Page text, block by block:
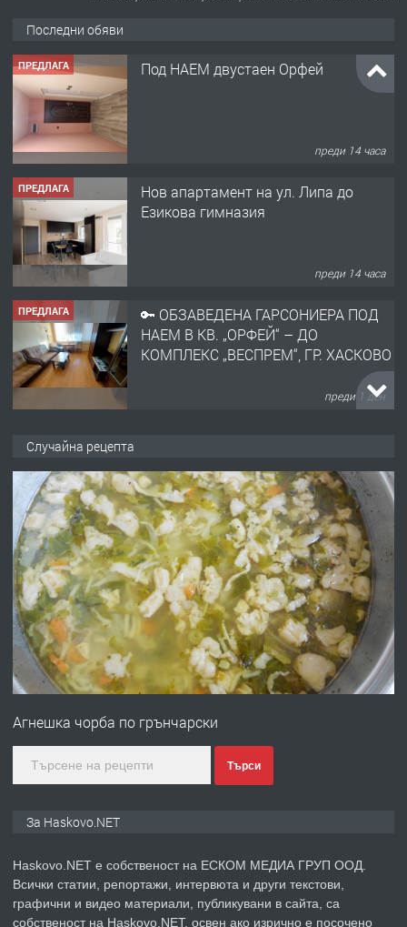
Последни обяви
ПРЕДЛАГА Под НАЕМ двустаен Орфей
преди 14 часа
ПРЕДЛАГА
Нов апартамент на ул. Липа до
Езикова гимназия
преди 14 часа
ПРЕДЛАГА
🔑 ОБЗАВЕДЕНА ГАРСОНИЕРА ПОД
НАЕМ В КВ. „ОРФЕЙ“ – ДО
КОМПЛЕКС „ВЕСПРЕМ“, ГР. ХАСКОВО
преди 1 ден
АПАРТАМЕНТ В ЦЕНТЪРА НА ГР.
ХАСКОВО
преди 2 дни
ПРЕДЛАГА Давам гараж под наем
преди 2 дни
ПРЕДЛАГА
№4120 Магазин/Офис под наем в кв.
градската градина!
преди 3 дни
Случайна рецепта
Агнешка чорба по грънчарски
Търси
За Haskovo.NET
Haskovo.NET е собственост на ЕСКОМ МЕДИА ГРУП ООД.
Всички статии, репортажи, интервюта и други текстови,
графични и видео материали, публикувани в сайта, са
собственост на Haskovo.NET, освен ако изрично е посочено